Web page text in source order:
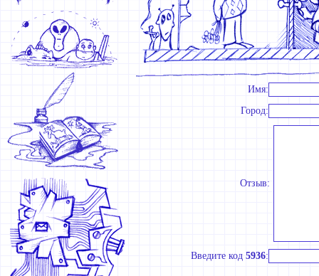
Имя:
Город:
Отзыв:
Введите код 5936: